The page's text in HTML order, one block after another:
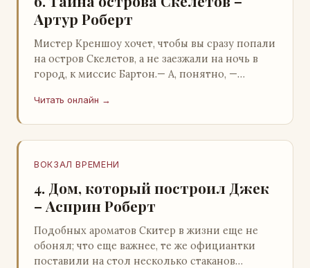
Артур Роберт
Мистер Креншоу хочет, чтобы вы сразу попали
на остров Скелетов, а не заезжали на ночь в
город, к миссис Бартон.— А, понятно, —
«кризис»…
Читать онлайн →
ВОКЗАЛ ВРЕМЕНИ
4. Дом, который построил Джек
– Асприн Роберт
Подобных ароматов Скитер в жизни еще не
обонял; что еще важнее, те же официантки
поставили на стол несколько стаканов